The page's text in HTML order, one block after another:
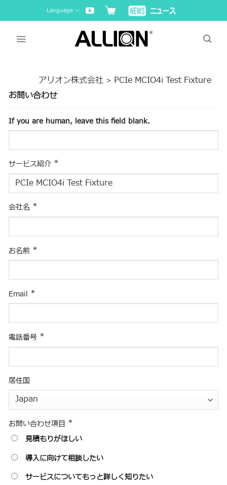
to
Language
アリオン株式会社> PCIe MCIO4i Test Fixture
お問い合わせ
If you are human, leave this field blank.
サービス紹介 *
会社名 *
お名前 *
Email *
電話番号 *
居住国
お問い合わせ項目 *
見積もりがほしい
導入に向けて相談したい
サービスについてもっと詳しく知りたい